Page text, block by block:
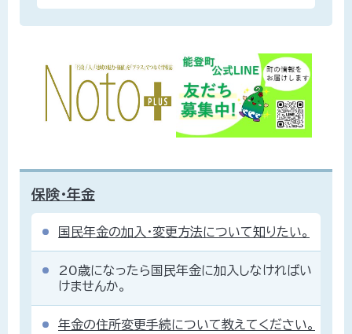
保険・年金
国民年金の加入・変更方法について知りたい。
20歳になったら国民年金に加入しなければい
けませんか。
年金の住所変更手続について教えてください。